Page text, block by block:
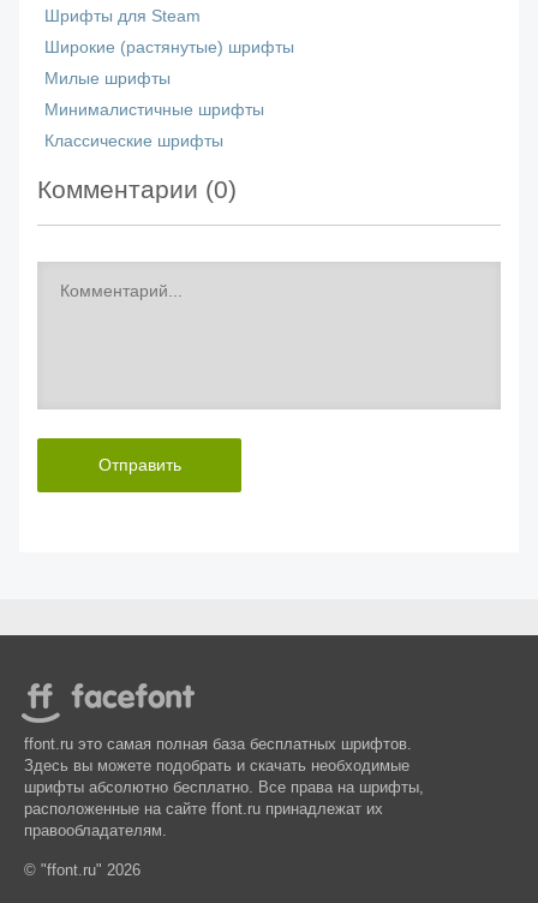
Шрифты для Steam
Широкие (растянутые) шрифты
Милые шрифты
Минималистичные шрифты
Классические шрифты
Комментарии (0)
Отправить
ffont.ru это самая полная база бесплатных шрифтов.
Здесь вы можете подобрать и скачать необходимые
шрифты абсолютно бесплатно. Все права на шрифты,
расположенные на сайте ffont.ru принадлежат их
правообладателям.
© "ffont.ru" 2026